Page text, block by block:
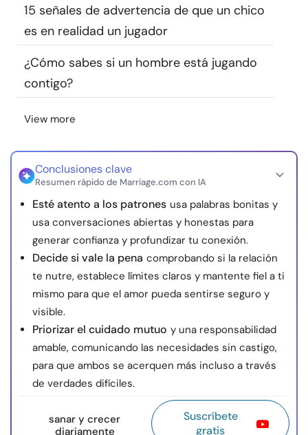
Idioma
Publicidad con
nosotros
© Copyright 2026. Todos los derechos reservados.
15 señales de advertencia de que un chico
es en realidad un jugador
¿Cómo sabes si un hombre está jugando
contigo?
View more
Conclusiones clave
Resumen rápido de Marriage.com con IA
Esté atento a los patrones usa palabras bonitas y
usa conversaciones abiertas y honestas para
generar confianza y profundizar tu conexión.
Decide si vale la pena comprobando si la relación
te nutre, establece límites claros y mantente fiel a ti
mismo para que el amor pueda sentirse seguro y
visible.
Priorizar el cuidado mutuo y una responsabilidad
amable, comunicando las necesidades sin castigo,
para que ambos se acerquen más incluso a través
de verdades difíciles.
sanar y crecer
diariamente
Suscríbete
gratis